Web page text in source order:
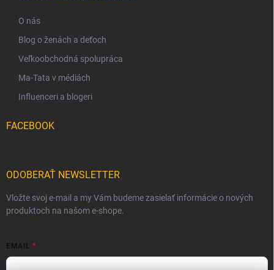
O nás
Blog o ženách a deťoch
Veľkoobchodná spolupráca
Ma-Tata v médiách
Influenceri a blogeri
FACEBOOK
ODOBERAŤ NEWSLETTER
Vložte svoj e-mail a my Vám budeme zasielať informácie o nových
produktoch na našom e-shope.
EMAIL